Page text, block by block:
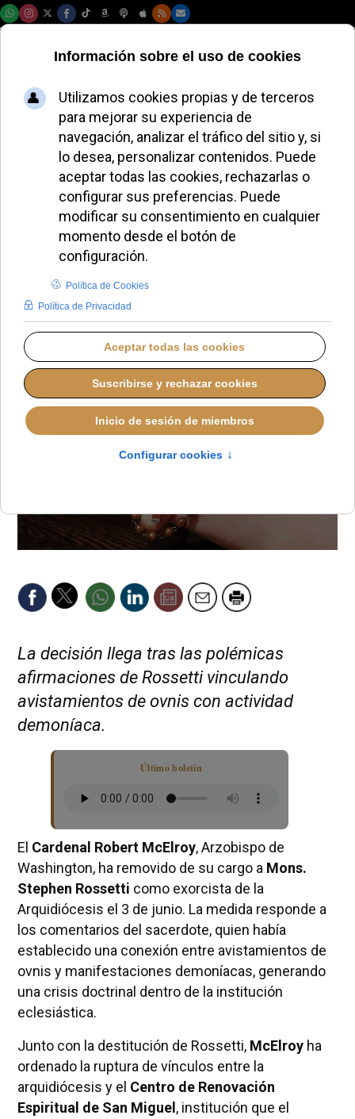
McElroy destituye
al exorcista de
Washington por sus
declaraciones sobre
ovnis
La decisión llega tras las polémicas
afirmaciones de Rossetti vinculando
avistamientos de ovnis con actividad
demoníaca.
Último boletín
El Cardenal Robert McElroy, Arzobispo de
Washington, ha removido de su cargo a Mons.
Stephen Rossetti como exorcista de la
Arquidiócesis el 3 de junio. La medida responde a
los comentarios del sacerdote, quien había
establecido una conexión entre avistamientos de
ovnis y manifestaciones demoníacas, generando
una crisis doctrinal dentro de la institución
eclesiástica.
Junto con la destitución de Rossetti, McElroyha
ordenado la ruptura de vínculos entre la
arquidiócesis y el Centro de Renovación
Espiritual de San Miguel , institución que el